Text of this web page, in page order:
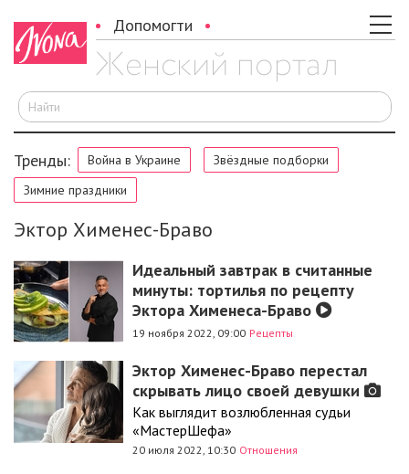
Допомогти
Тренды: Война в Украине
Звёздные подборки
Зимние праздники
Эктор Хименес-Браво
Идеальный завтрак в считанные
минуты: тортилья по рецепту
Эктора Хименеса-Браво
19 ноября 2022, 09:00 Рецепты
Эктор Хименес-Браво перестал
скрывать лицо своей девушки
Как выглядит возлюбленная судьи
«МастерШефа»
20 июля 2022, 10:30 Отношения